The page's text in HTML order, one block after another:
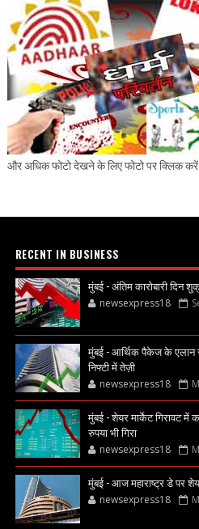
और अधिक फोटो देखने के लिए फोटो पर क्लिक करें
RECENT IN BUSINESS
मुंबई - अंतिम कारोबारी दिन
newsexpress18
मुंबई - आर्थिक पैकेज के
निफ्टी में तेज़ी
newsexpress18
मुंबई - शेयर मार्केट गिरावट में
रुपया भी गिरा
newsexpress18
मुंबई - आज महाराष्ट्र डे पर
newsexpress18